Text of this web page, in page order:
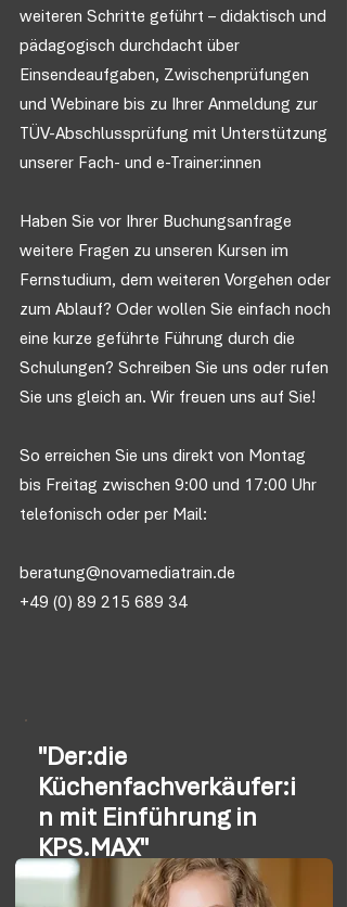
weiteren Schritte geführt – didaktisch und
pädagogisch durchdacht über
Einsendeaufgaben, Zwischenprüfungen
und Webinare bis zu Ihrer Anmeldung zur
TÜV-Abschlussprüfung mit Unterstützung
unserer Fach- und e-Trainer:innen
Haben Sie vor Ihrer Buchungsanfrage
weitere Fragen zu unseren Kursen im
Fernstudium, dem weiteren Vorgehen oder
zum Ablauf? Oder wollen Sie einfach noch
eine kurze geführte Führung durch die
Schulungen? Schreiben Sie uns oder rufen
Sie uns gleich an. Wir freuen uns auf Sie!
So erreichen Sie uns direkt von Montag
bis Freitag zwischen 9:00 und 17:00 Uhr
telefonisch oder per Mail:
beratung@novamediatrain.de
+49 (0) 89 215 689 34
"Der:die
Küchenfachverkäufer:i
n mit Einführung in
KPS.MAX"